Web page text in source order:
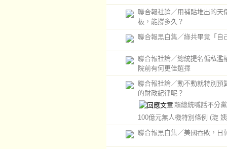
聯合報社論／用補貼堆出的天
板，能撐多久？
聯合報黑白集／綠共畢竟「自
聯合報社論／總統提名偏私濫
院前有何更佳選擇
聯合報社論／動不動就特別預
的財政紀律呢？
賴總統喊話不分
100億元無人機特別條例 (琁
聯合報黑白集／美國吞敗，日